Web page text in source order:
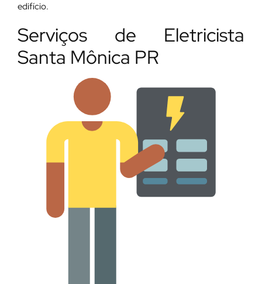
edifício.
Serviços de Eletricista
Santa Mônica PR